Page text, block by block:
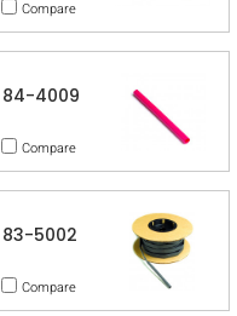
Compare
84-4009
Compare
83-5002
Compare